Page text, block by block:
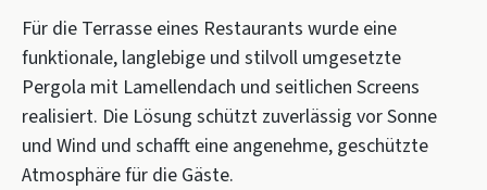
Für die Terrasse eines Restaurants wurde eine
funktionale, langlebige und stilvoll umgesetzte
Pergola mit Lamellendach und seitlichen Screens
realisiert. Die Lösung schützt zuverlässig vor Sonne
und Wind und schafft eine angenehme, geschützte
Atmosphäre für die Gäste.